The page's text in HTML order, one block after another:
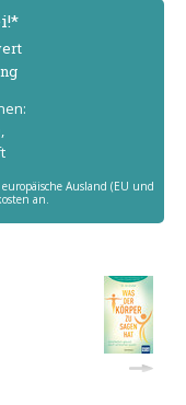
Ausland (EU und
an.